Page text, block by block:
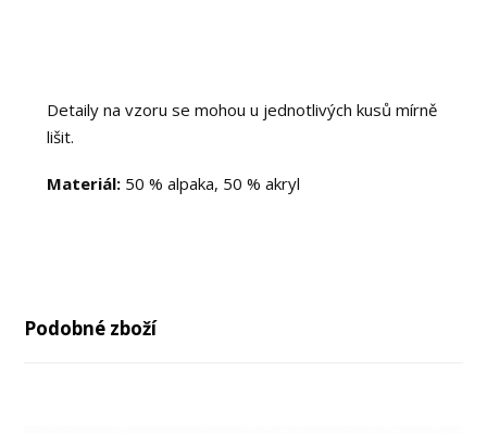
Detaily na vzoru se mohou u jednotlivých kusů mírně
lišit.
Materiál:50 % alpaka, 50 % akryl
Podobné zboží